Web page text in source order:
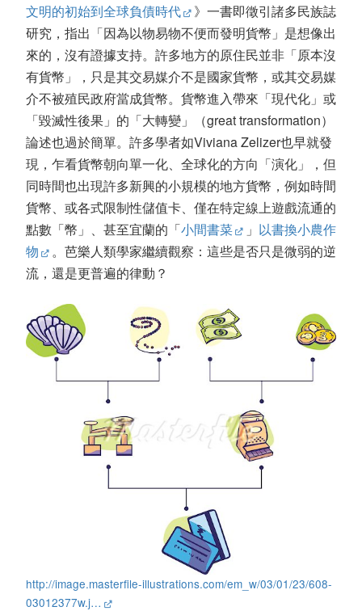
文明的初始到全球負債時代
》一書即徵引諸多民族誌
研究，指出「因為以物易物不便而發明貨幣」是想像出
來的，沒有證據支持。許多地方的原住民並非「原本沒
有貨幣」，只是其交易媒介不是國家貨幣，或其交易媒
介不被殖民政府當成貨幣。貨幣進入帶來「現代化」或
「毀滅性後果」的「大轉變」（great transformation）
論述也過於簡單。許多學者如Viviana Zelizer也早就發
現，乍看貨幣朝向單一化、全球化的方向「演化」，但
同時間也出現許多新興的小規模的地方貨幣，例如時間
貨幣、或各式限制性儲值卡、僅在特定線上遊戲流通的
點數「幣」、甚至宜蘭的「小間書菜 」 以書換小農作
物
。芭樂人類學家繼續觀察：這些是否只是微弱的逆
流，還是更普遍的律動？
http://image.masterfile-illustrations.com/em_w/03/01/23/608-
03012377w.j…